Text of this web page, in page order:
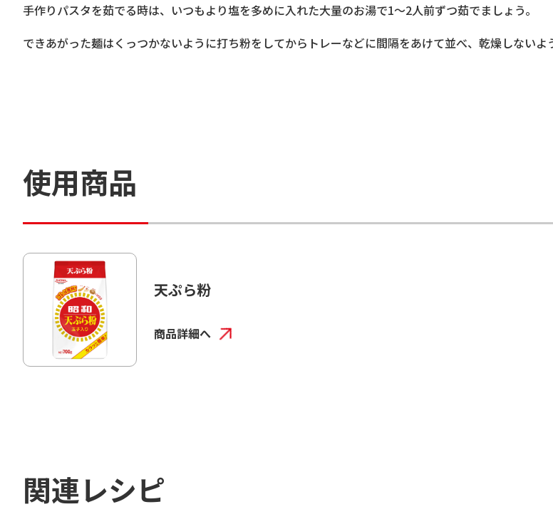
手作りパスタを茹でる時は、いつもより塩を多めに入れた大量のお湯で1～2人前ずつ茹でましょう。
できあがった麺はくっつかないように打ち粉をしてからトレーなどに間隔をあけて並べ、乾燥しないよ
使用商品
天ぷら粉
商品詳細へ
関連レシピ